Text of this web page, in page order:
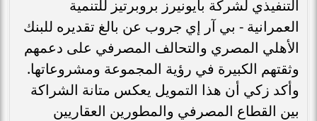
التنفيذي لشركة بايونيرز بروبرتيز للتنمية
العمرانية - بي آر إي جروب عن بالغ تقديره للبنك
الأهلي المصري والتحالف المصرفي على دعمهم
وثقتهم الكبيرة في رؤية المجموعة ومشروعاتها.
وأكد زكي أن هذا التمويل يعكس متانة الشراكة
بين القطاع المصرفي والمطورين العقاريين